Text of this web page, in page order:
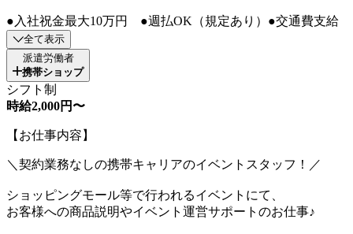
●入社祝金最大10万円 ●週払OK（規定あり）●交通費支給
全て表示
派遣労働者
携帯ショップ
シフト制
時給2,000円〜
【お仕事内容】
＼契約業務なしの携帯キャリアのイベントスタッフ！／
ショッピングモール等で行われるイベントにて、
お客様への商品説明やイベント運営サポートのお仕事♪